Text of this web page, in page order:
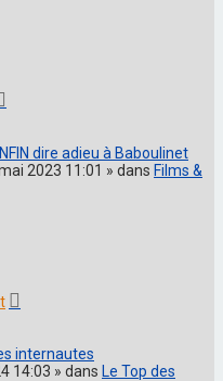
dire adieu à Baboulinet
2023 11:01 » dans Films &
internautes
14:03 » dans Le Top des